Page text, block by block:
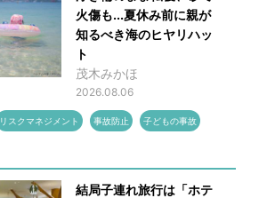
火傷も...夏休み前に親が
知るべき海のヒヤリハッ
ト
茂木みかほ
2026.08.06
リスクマネジメント 事故防止 子どもの事故
結局子連れ旅行は「ホテ